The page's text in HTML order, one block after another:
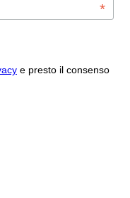
*
e presto il consenso